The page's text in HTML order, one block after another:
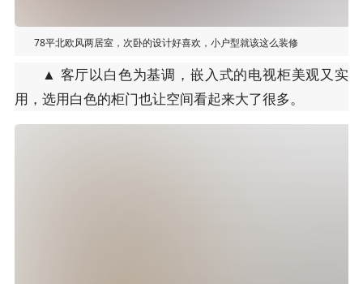
78平北欧风两居室，次卧的设计好喜欢，小户型就该这么装修
▲ 客厅以白色为基调，嵌入式的电视柜美观又实
用，选用白色的柜门也让空间看起来大了很多。